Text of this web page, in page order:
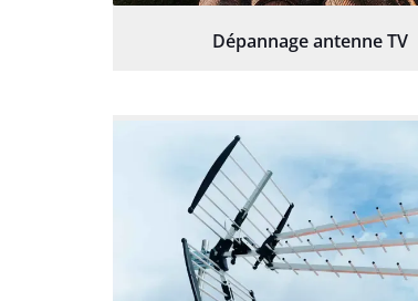
Dépannage antenne TV